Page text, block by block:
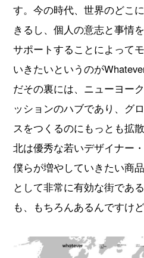
す。今の時代、世界のどこ
きるし、個人の意志と事情
サポートすることによって
いきたいというのが
だその裏には、ニューヨー
ッションのハブであり、グ
スをつくるのにもっとも拡
北は優秀な若いデザイナー
僕らが増やしていきたい商
として非常に有効な街であ
も、もちろんあるんですけど